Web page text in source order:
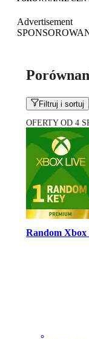
Advertisement
Filtruj i sortuj
OFERTY OD 4
Random